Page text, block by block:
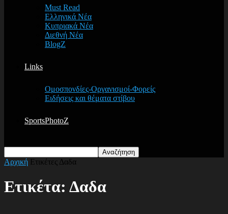
Must Read
Ελληνικά Νέα
Κυπριακά Νέα
Διεθνή Νέα
BlogZ
Links
Ομοσπονδίες-Οργανισμοί-Φορείς
Ειδήσεις και θέματα στίβου
SportsPhotoZ
Αρχική Ετικέτες Δαδα
Ετικέτα: Δαδα